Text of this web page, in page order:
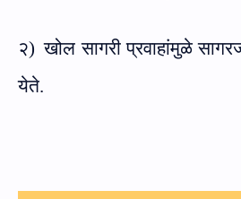
२) खोल सागरी प्रवाहांमुळे
येते.